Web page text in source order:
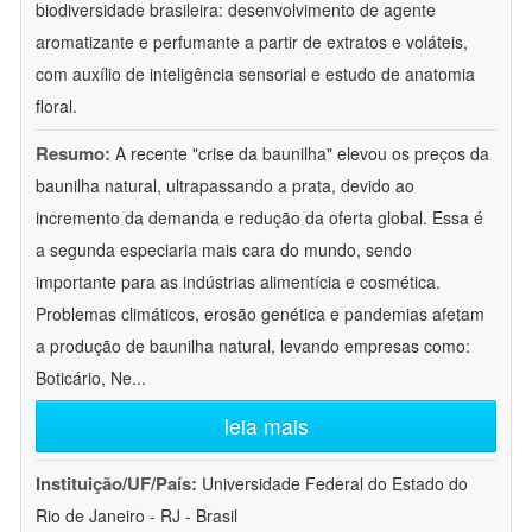
biodiversidade brasileira: desenvolvimento de agente
aromatizante e perfumante a partir de extratos e voláteis,
com auxílio de inteligência sensorial e estudo de anatomia
floral.
Resumo: A recente "crise da baunilha" elevou os preços da
baunilha natural, ultrapassando a prata, devido ao
incremento da demanda e redução da oferta global. Essa é
a segunda especiaria mais cara do mundo, sendo
importante para as indústrias alimentícia e cosmética.
Problemas climáticos, erosão genética e pandemias afetam
a produção de baunilha natural, levando empresas como:
Boticário, Ne...
leia mais
Instituição/UF/País: Universidade Federal do Estado do
Rio de Janeiro - RJ - Brasil